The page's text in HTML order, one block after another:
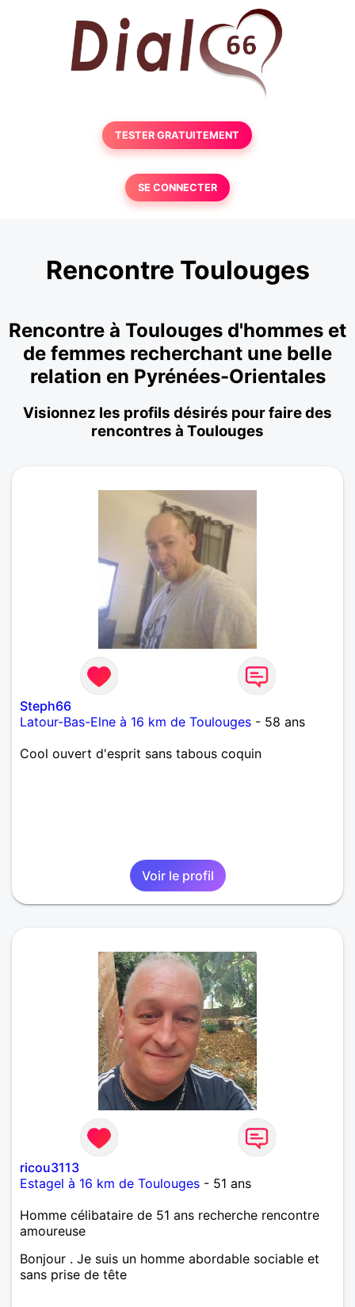
TESTER GRATUITEMENT
SE CONNECTER
Rencontre Toulouges
Rencontre à Toulouges d'hommes et
de femmes recherchant une belle
relation en Pyrénées-Orientales
Visionnez les profils désirés pour faire des
rencontres à Toulouges
Steph66
Latour-Bas-Elne à 16 km de Toulouges - 58 ans
Cool ouvert d'esprit sans tabous coquin
Voir le profil
ricou3113
Estagel à 16 km de Toulouges - 51 ans
Homme célibataire de 51 ans recherche rencontre
amoureuse
Bonjour . Je suis un homme abordable sociable et
sans prise de tête